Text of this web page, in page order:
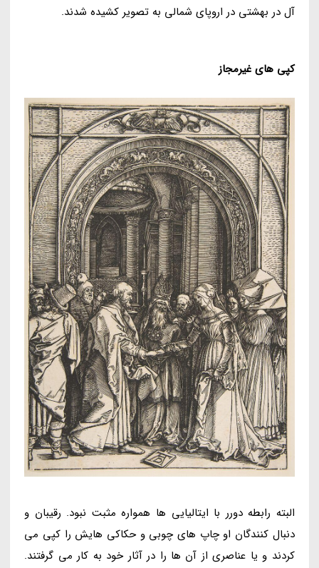
آل در بهشتی در اروپای شمالی به تصویر کشیده شدند.
کپی های غیرمجاز
البته رابطه دورر با ایتالیایی ها همواره مثبت نبود. رقیبان و
دنبال کنندگان او چاپ های چوبی و حکاکی هایش را کپی می
کردند و یا عناصری از آن ها را در آثار خود به کار می گرفتند.